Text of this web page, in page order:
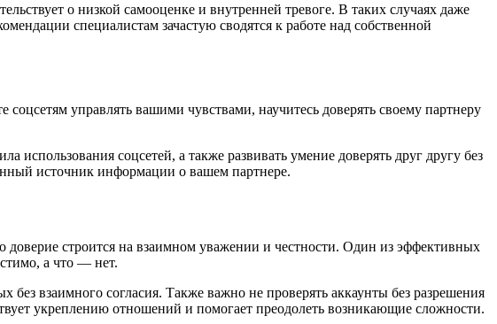
о низкой самооценке и внутренней тревоге. В таких случаях даже
специалистам зачастую сводятся к работе над собственной
управлять вашими чувствами, научитесь доверять своему партнеру
соцсетей, а также развивать умение доверять друг другу без
источник информации о вашем партнере.
доверие строится на взаимном уважении и честности. Один из эффективных
а что — нет.
взаимного согласия. Также важно не проверять аккаунты без разрешения
укреплению отношений и помогает преодолеть возникающие сложности.